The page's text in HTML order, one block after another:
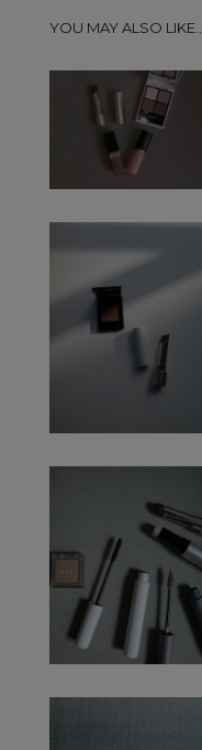
YOU MAY ALSO LIKE...